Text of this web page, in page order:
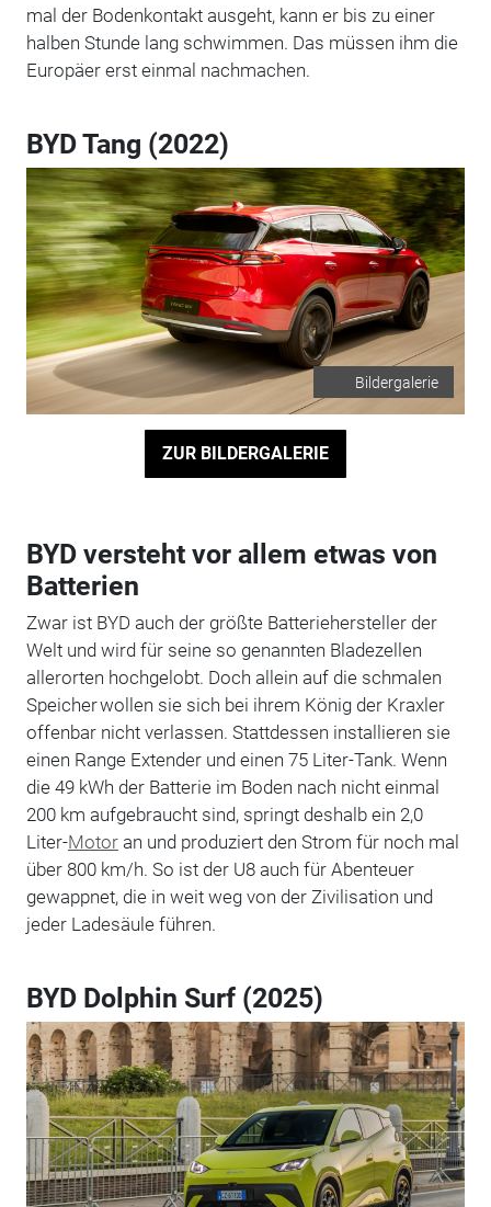
mal der Bodenkontakt ausgeht, kann er bis zu einer
halben Stunde lang schwimmen. Das müssen ihm die
Europäer erst einmal nachmachen.
BYD Tang (2022)
Bildergalerie
ZUR BILDERGALERIE
BYD versteht vor allem etwas von
Batterien
Zwar ist BYD auch der größte Batteriehersteller der
Welt und wird für seine so genannten Bladezellen
allerorten hochgelobt. Doch allein auf die schmalen
Speicher wollen sie sich bei ihrem König der Kraxler
offenbar nicht verlassen. Stattdessen installieren sie
einen Range Extender und einen 75 Liter-Tank. Wenn
die 49 kWh der Batterie im Boden nach nicht einmal
200 km aufgebraucht sind, springt deshalb ein 2,0
Liter-Motoran und produziert den Strom für noch mal
über 800 km/h. So ist der U8 auch für Abenteuer
gewappnet, die in weit weg von der Zivilisation und
jeder Ladesäule führen.
BYD Dolphin Surf (2025)